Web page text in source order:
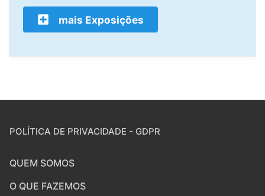
mais Exposições
POLÍTICA DE PRIVACIDADE - GDPR
QUEM SOMOS
O QUE FAZEMOS